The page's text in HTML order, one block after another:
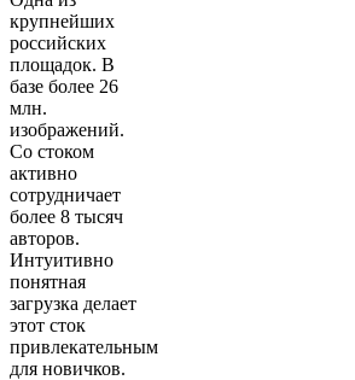
крупнейших
российских
площадок. В
базе более 26
млн.
изображений.
Со стоком
активно
сотрудничает
более 8 тысяч
авторов.
Интуитивно
понятная
загрузка делает
этот сток
привлекательным
для новичков.